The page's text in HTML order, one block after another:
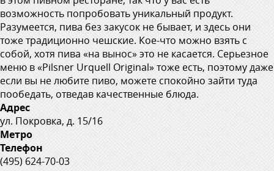
возможность попробовать уникальный продукт.
Разумеется, пива без закусок не бывает, и здесь они
тоже традиционно чешские. Кое-что можно взять с
собой, хотя пива «на вынос» это не касается. Серьезное
меню в «Pilsner Urquell Original» тоже есть, поэтому даже
если вы не любите пиво, можете спокойно зайти туда
пообедать, отведав качественные блюда.
Адрес
ул. Покровка, д. 15/16
Метро
Телефон
(495) 624-70-03